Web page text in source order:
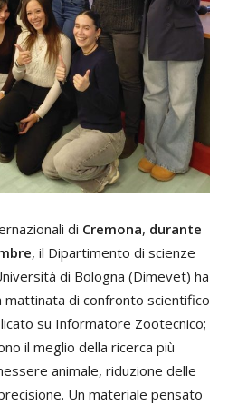
di Cremona, durante
, il Dipartimento di scienze
di Bologna (Dimevet) ha
di confronto scientifico
su Informatore Zootecnico;
il meglio della ricerca più
animale, riduzione delle
Un materiale pensato